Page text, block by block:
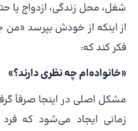
شغل، محل زندگی، ازدواج یا
از اینکه از خودش بپرسد «من
فکر کند که:
«خانواده‌ام چه نظری دارند؟»
مشکل اصلی در اینجا صرفاً
زمانی ایجاد می‌شود که